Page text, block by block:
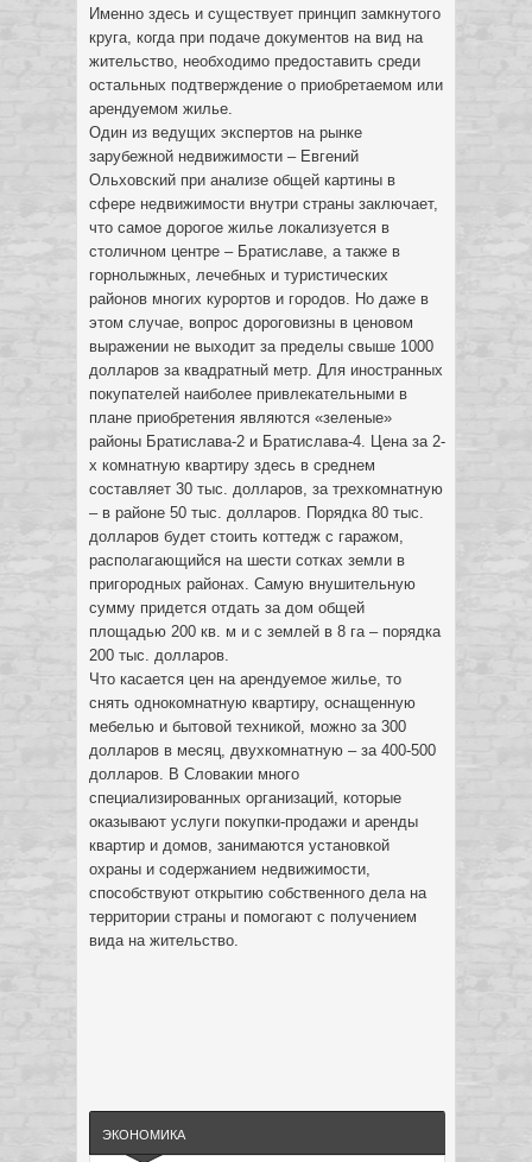
Именно здесь и существует принцип замкнутого
круга, когда при подаче документов на вид на
жительство, необходимо предоставить среди
остальных подтверждение о приобретаемом или
арендуемом жилье.
Один из ведущих экспертов на рынке
зарубежной недвижимости – Евгений
Ольховский при анализе общей картины в
сфере недвижимости внутри страны заключает,
что самое дорогое жилье локализуется в
столичном центре – Братиславе, а также в
горнолыжных, лечебных и туристических
районов многих курортов и городов. Но даже в
этом случае, вопрос дороговизны в ценовом
выражении не выходит за пределы свыше 1000
долларов за квадратный метр. Для иностранных
покупателей наиболее привлекательными в
плане приобретения являются «зеленые»
районы Братислава-2 и Братислава-4. Цена за 2-
х комнатную квартиру здесь в среднем
составляет 30 тыс. долларов, за трехкомнатную
– в районе 50 тыс. долларов. Порядка 80 тыс.
долларов будет стоить коттедж с гаражом,
располагающийся на шести сотках земли в
пригородных районах. Самую внушительную
сумму придется отдать за дом общей
площадью 200 кв. м и с землей в 8 га – порядка
200 тыс. долларов.
Что касается цен на арендуемое жилье, то
снять однокомнатную квартиру, оснащенную
мебелью и бытовой техникой, можно за 300
долларов в месяц, двухкомнатную – за 400-500
долларов. В Словакии много
специализированных организаций, которые
оказывают услуги покупки-продажи и аренды
квартир и домов, занимаются установкой
охраны и содержанием недвижимости,
способствуют открытию собственного дела на
территории страны и помогают с получением
вида на жительство.
ЭКОНОМИКА